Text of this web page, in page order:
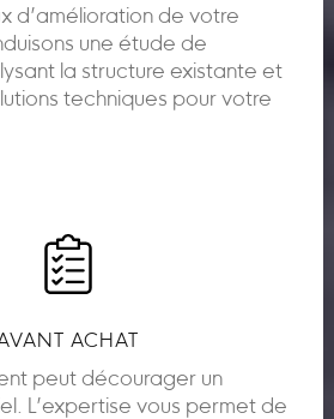
d’amélioration de votre
une étude de
la structure existante et
techniques pour votre
ACHAT
peut décourager un
L’expertise vous permet de